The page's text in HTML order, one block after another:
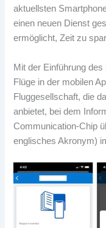
aktuellsten
einen neuen Dienst
ermöglicht, Zeit zu
Mit der Einführung
Flüge in der mobilen
Fluggesellschaft, die
anbietet, bei dem
Communication-Chip
englisches Akronym)